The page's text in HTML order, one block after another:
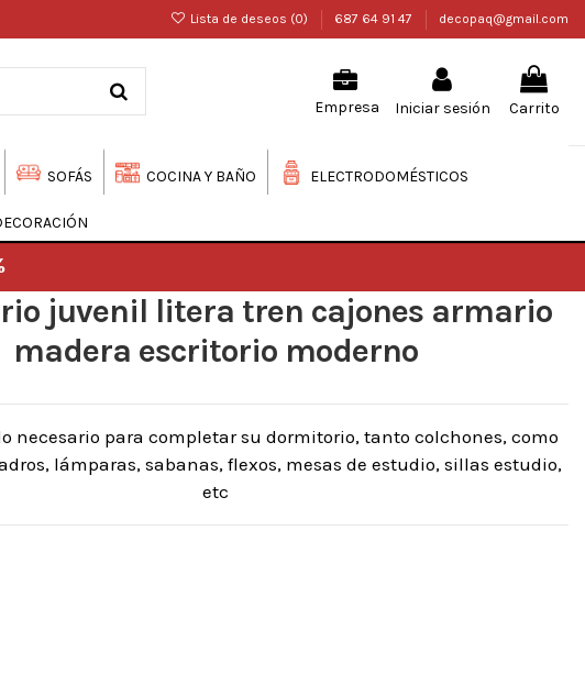
Lista de deseos (0) 687 64 91 47 decopaq@gmail.com
Empresa Iniciar sesión Carrito
SOFÁS COCINA Y BAÑO ELECTRODOMÉSTICOS
juvenil litera tren cajones armario
madera escritorio moderno
necesario para completar su dormitorio, tanto colchones, como
lámparas, sabanas, flexos, mesas de estudio, sillas estudio,
etc